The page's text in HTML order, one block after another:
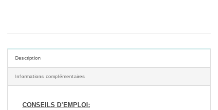
Description
Informations complémentaires
CONSEILS D’EMPLOI: